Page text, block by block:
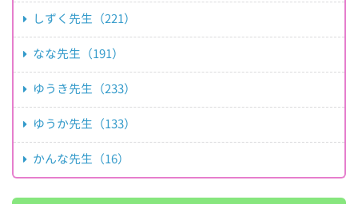
しずく先生（221）
なな先生（191）
ゆうき先生（233）
ゆうか先生（133）
かんな先生（16）